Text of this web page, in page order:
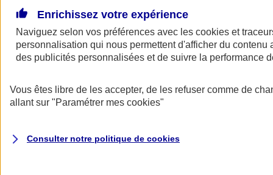
AXA Assurance
Enrichissez votre expérience
Naviguez selon vos préférences avec les cookies et
personnalisation qui nous permettent d'afficher du contenu
des publicités personnalisées et de suivre la performance
Vous êtes libre de les accepter, de les refuser comme de
allant sur "Paramétrer mes cookies"
Consulter notre politique de cookies